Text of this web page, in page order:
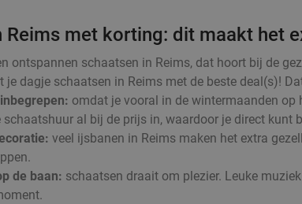
Reims met korting: dit maakt het
ontspannen schaatsen in Reims, dat hoort bij de
je dagje schaatsen in Reims met de beste deal(s)!
omdat je vooral in de wintermaanden op
schaatshuur al bij de prijs in, waardoor je direct kunt
veel ijsbanen in Reims maken het extra
de baan: schaatsen draait om plezier. Leuke